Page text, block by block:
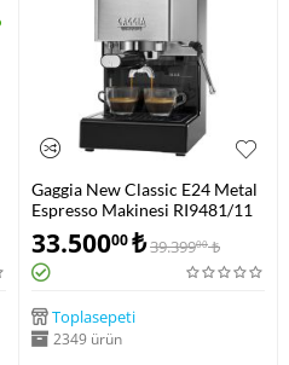
Gaggia New Classic E24 Metal
Espresso Makinesi RI9481/11
33.50000₺39.39900 ₺
Toplasepeti
2349 ürün